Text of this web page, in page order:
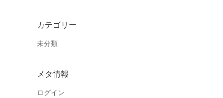
カテゴリー
未分類
メタ情報
ログイン